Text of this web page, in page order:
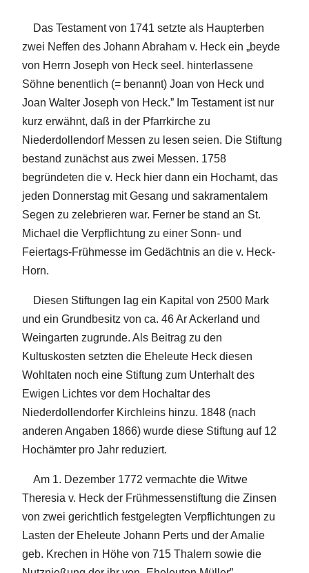
Das Testament von 1741 setzte als Haupterben
zwei Neffen des Johann Abraham v. Heck ein „beyde
von Herrn Joseph von Heck seel. hinterlassene
Söhne benentlich (= benannt) Joan von Heck und
Joan Walter Joseph von Heck.” Im Testament ist nur
kurz erwähnt, daß in der Pfarrkirche zu
Niederdollendorf Messen zu lesen seien. Die Stiftung
bestand zunächst aus zwei Messen. 1758
begründeten die v. Heck hier dann ein Hochamt, das
jeden Donnerstag mit Gesang und sakramentalem
Segen zu zelebrieren war. Ferner be stand an St.
Michael die Verpflichtung zu einer Sonn- und
Feiertags-Frühmesse im Gedächtnis an die v. Heck-
Horn.
Diesen Stiftungen lag ein Kapital von 2500 Mark
und ein Grundbesitz von ca. 46 Ar Ackerland und
Weingarten zugrunde. Als Beitrag zu den
Kultuskosten setzten die Eheleute Heck diesen
Wohltaten noch eine Stiftung zum Unterhalt des
Ewigen Lichtes vor dem Hochaltar des
Niederdollendorfer Kirchleins hinzu. 1848 (nach
anderen Angaben 1866) wurde diese Stiftung auf 12
Hochämter pro Jahr reduziert.
Am 1. Dezember 1772 vermachte die Witwe
Theresia v. Heck der Frühmessenstiftung die Zinsen
von zwei gerichtlich festgelegten Verpflichtungen zu
Lasten der Eheleute Johann Perts und der Amalie
geb. Krechen in Höhe von 715 Thalern sowie die